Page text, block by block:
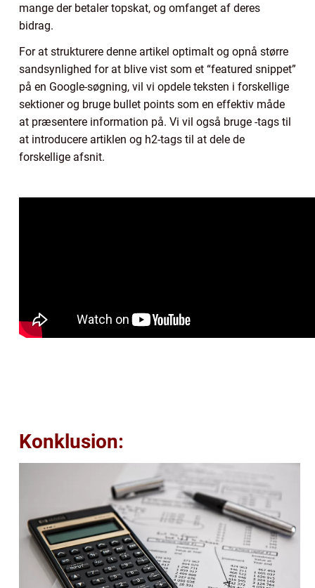
mange der betaler topskat, og omfanget af deres
bidrag.
For at strukturere denne artikel optimalt og opnå større
sandsynlighed for at blive vist som et “featured snippet”
på en Google-søgning, vil vi opdele teksten i forskellige
sektioner og bruge bullet points som en effektiv måde
at præsentere information på. Vi vil også bruge -tags til
at introducere artiklen og h2-tags til at dele de
forskellige afsnit.
Konklusion: